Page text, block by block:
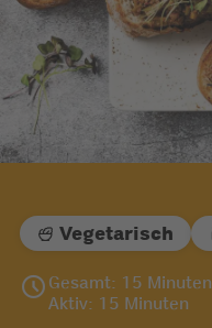
Vegetarisch
Gesamt: 15 Minuten
Aktiv: 15 Minuten